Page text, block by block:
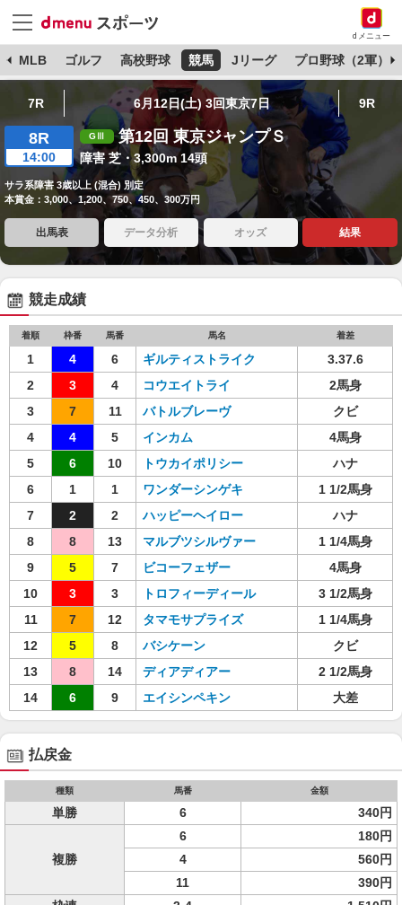
dメニュー
MLB ゴルフ 高校野球 競馬 Jリーグ プロ野球（2軍）
7R 6月12日(土) 3回東京7日 9R
8R
14:00
第12回 東京ジャンプＳ
障害 芝・3,300m 14頭
サラ系障害 3歳以上 (混合) 別定
本賞金：3,000、1,200、750、450、300万円
出馬表 データ分析 オッズ 結果
競走成績
着順 枠番 馬番 馬名 着差
1 4 6 ギルティストライク
3.37.6
2
3 4 コウエイトライ
2馬身
3
7 11 バトルブレーヴ
クビ
4
4 5 インカム
4馬身
5
6 10 トウカイポリシー
ハナ
6
1 1 ワンダーシンゲキ
1 1/2馬身
7
2 2 ハッピーヘイロー
ハナ
8
8 13 マルブツシルヴァー
1 1/4馬身
9
5 7 ビコーフェザー
4馬身
10
3 3 トロフィーディール
3 1/2馬身
11
7 12 タマモサプライズ
1 1/4馬身
12
5 8 バシケーン
クビ
13
8 14 ディアディアー
2 1/2馬身
14
6 9 エイシンペキン 大差
払戻金
種類 馬番 金額
単勝 6 340円
複勝
6
180円
4
560円
11
390円